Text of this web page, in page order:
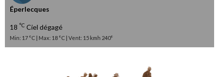
Éperlecques
18 °C Ciel dégagé
Min: 17 °C | Max: 18 °C | Vent: 15 kmh 240°